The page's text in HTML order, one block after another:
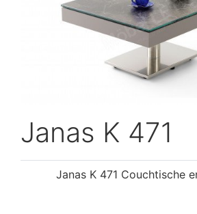
Janas K 471
Janas K 471 Couchtische